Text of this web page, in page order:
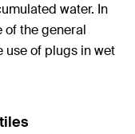
water. In
of the general
use of plugs in wet